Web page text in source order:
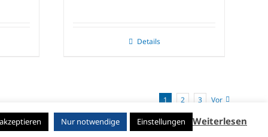
Details
1 2 3 Vor
Nur notwendige Einstellungen Weiterlesen